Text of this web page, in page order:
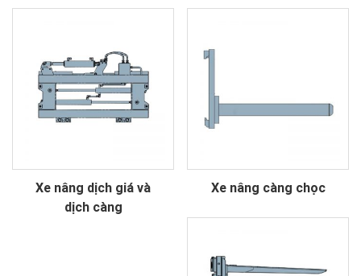
Xe nâng dịch giá và
dịch càng
Xe nâng càng chọc